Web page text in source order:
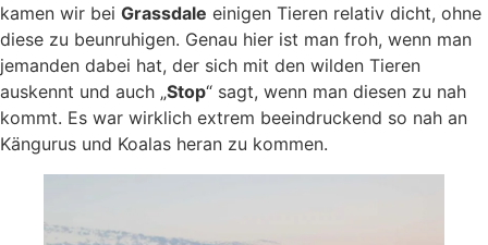
kamen wir bei Grassdale einigen Tieren relativ dicht, ohne
diese zu beunruhigen. Genau hier ist man froh, wenn man
jemanden dabei hat, der sich mit den wilden Tieren
auskennt und auch „Stop“ sagt, wenn man diesen zu nah
kommt. Es war wirklich extrem beeindruckend so nah an
Kängurus und Koalas heran zu kommen.